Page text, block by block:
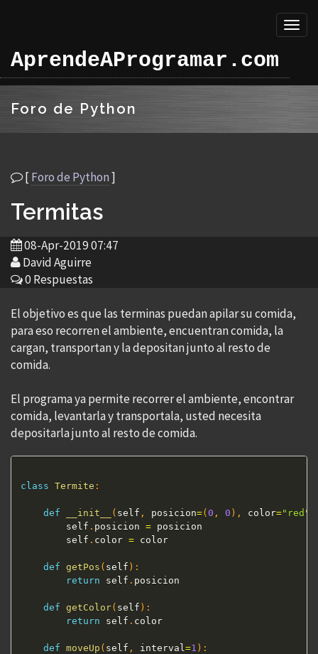
AprendeAProgramar.com
Foro de Python
[Foro de Python]
Termitas
08-Apr-2019 07:47
David Aguirre
0 Respuestas
El objetivo es que las terminas puedan apilar su comida,
para eso recorren el ambiente, encuentran comida, la
cargan, transportan y la depositan junto al resto de
comida.
El programa ya permite recorrer el ambiente, encontrar
comida, levantarla y transportala, usted necesita
depositarla junto al resto de comida.
class Termite :
def __init__ ( self , posicion=( 0 , 0 ) , color="red"
        self
. posicion = posicion
        self
. color = color
def getPos ( self ) :
return self . posicion
def getColor( self ) :
return self . color
def moveUp ( self , interval=1 ) :